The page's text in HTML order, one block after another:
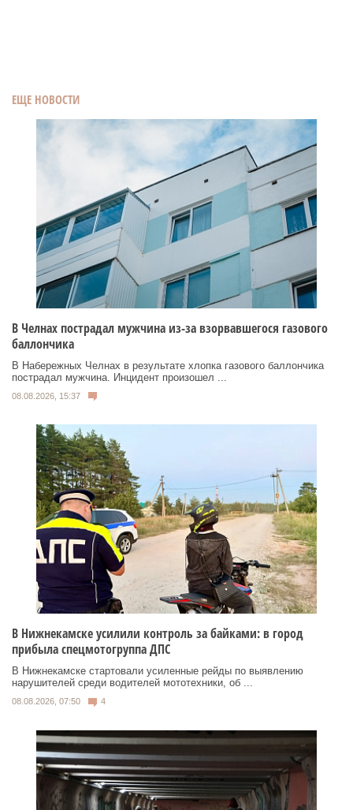
ЕЩЕ НОВОСТИ
В Челнах пострадал мужчина из-за взорвавшегося газового
баллончика
В Набережных Челнах в результате хлопка газового баллончика
пострадал мужчина. Инцидент произошел ...
08.08.2026, 15:37
В Нижнекамске усилили контроль за байками: в город
прибыла спецмотогруппа ДПС
В Нижнекамске стартовали усиленные рейды по выявлению
нарушителей среди водителей мототехники, об ...
08.08.2026, 07:50 4